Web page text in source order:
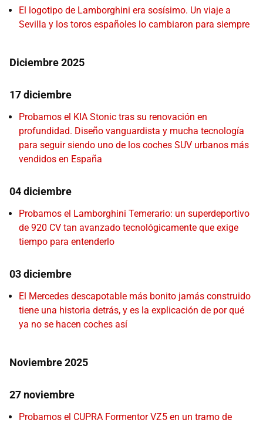
El logotipo de Lamborghini era sosísimo. Un viaje a
Sevilla y los toros españoles lo cambiaron para siempre
Diciembre 2025
17 diciembre
Probamos el KIA Stonic tras su renovación en
profundidad. Diseño vanguardista y mucha tecnología
para seguir siendo uno de los coches SUV urbanos más
vendidos en España
04 diciembre
Probamos el Lamborghini Temerario: un superdeportivo
de 920 CV tan avanzado tecnológicamente que exige
tiempo para entenderlo
03 diciembre
El Mercedes descapotable más bonito jamás construido
tiene una historia detrás, y es la explicación de por qué
ya no se hacen coches así
Noviembre 2025
27 noviembre
Probamos el CUPRA Formentor VZ5 en un tramo de